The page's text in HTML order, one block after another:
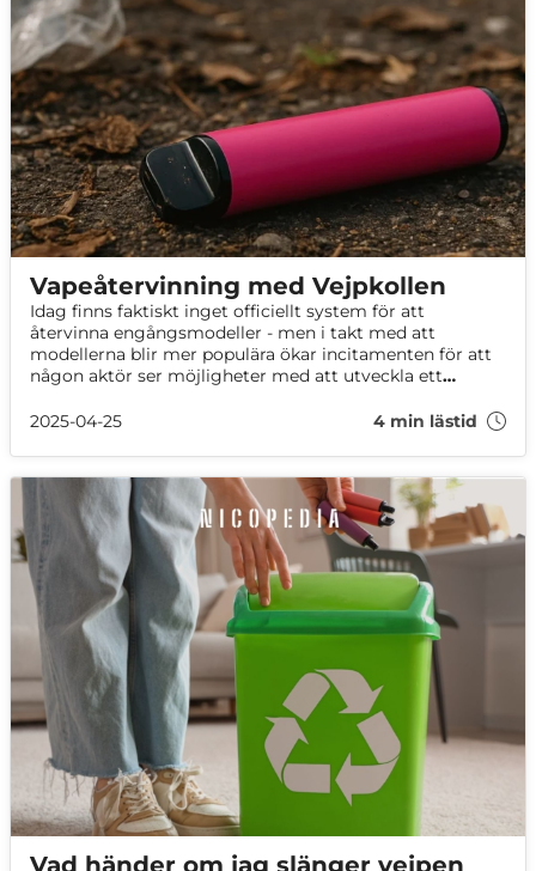
Vapeåtervinning med Vejpkollen
Idag finns faktiskt inget officiellt system för att
återvinna engångsmodeller - men i takt med att
modellerna blir mer populära ökar incitamenten för att
någon aktör ser möjligheter med att utveckla ett
kommer sannolikt att se engångsmodeller med
Stefan Mathisson på Vejpkollen om vad han vet om
återvinning av vapes.
2025-04-25 4 min lästid
Vad händer om jag slänger vejpen